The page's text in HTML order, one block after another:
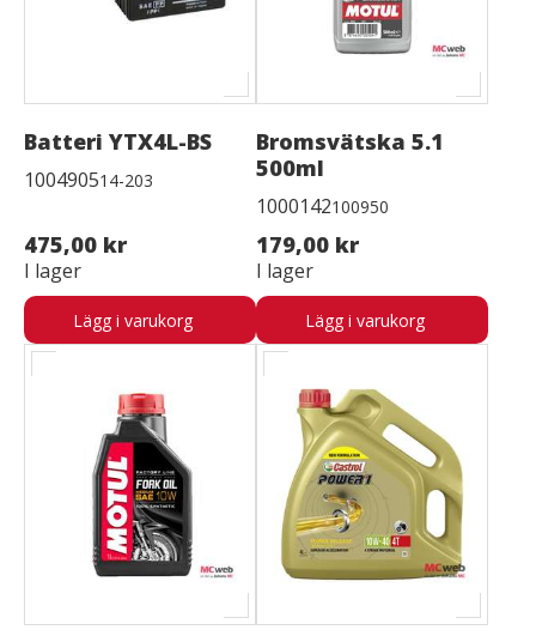
Batteri YTX4L-BS
100490514-203
475,00 kr
I lager
Lägg i varukorg
Bromsvätska 5.1
500ml
1000142100950
179,00 kr
I lager
Lägg i varukorg